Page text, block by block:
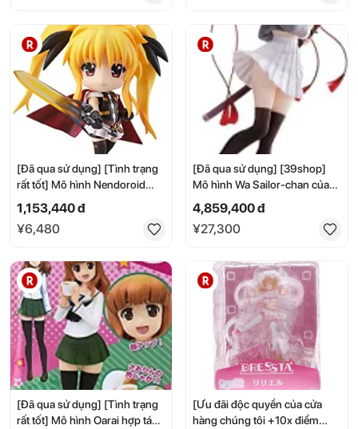
Quà sinh nhật - Quà kỷ niệm -
Black Friday - Giáng sinh
[Đã qua sử dụng] [Tình trạng
rất tốt] Mô hình Nendoroid
Fate Testarossa Blaze Form
Edition của Magical Girl Lyrical
Nanoha (Không theo tỷ lệ, làm
sơn) i8my1cf
1,153,440 đ
¥6,480
[Đã qua sử dụng] [39shop]
Mô hình Wa Sailor-chan của
Yuu Illustration ★ Mô hình
hoàn thiện bằng PVC & ABS
không theo tỷ lệ UC001833-
4,859,400 đ
¥27,300
[Đã qua sử dụng] [Tình trạng
rất tốt] Mô hình Oarai hợp tác
[Ưu đãi độc quyền của cửa
hàng chúng tôi +10x điểm